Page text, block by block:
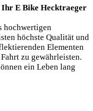
E Bike Hecktraeger
hochwertigen
höchste Qualität und
Elementen
zu gewährleisten.
ein Leben lang